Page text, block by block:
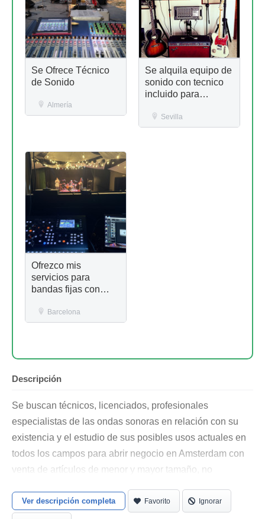
Se Ofrece Técnico
de Sonido
Almería
Se alquila equipo de
sonido con tecnico
incluido para
conciertos, fiestas
etc,
Sevilla
Ofrezco mis
servicios para
bandas fijas con
Barcelona
Descripción
Se buscan técnicos, licenciados, profesionales
especialistas de las ondas sonoras en relación con su
existencia y el estudio de sus posibles usos actuales en
todos los campos para abrir negocio en Amsterdam con
venta de artículos de menor y mayor tamaño, no
para el cerebro humano y trabajar desde casa y/o en
Ver descripción completa Favorito Ignorar